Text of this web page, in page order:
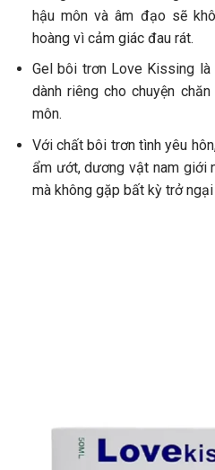
hậu môn và âm đạo sẽ
hoàng vì cảm giác đau rát.
Gel bôi trơn Love Kissing
dành riêng cho chuyện
môn.
Với chất bôi trơn tình yêu
ẩm ướt, dương vật nam giới
mà không gặp bất kỳ trở ngại